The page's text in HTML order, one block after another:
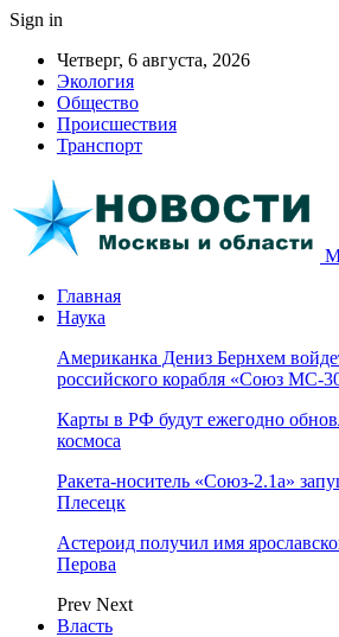
Sign in
Четверг, 6 августа, 2026
Экология
Общество
Происшествия
Транспорт
Главная
Наука
Американка Дениз Бернхем
российского корабля «Союз МС-
Карты в РФ будут ежегодно
космоса
Ракета-носитель «Союз-2.1а»
Плесецк
Астероид получил имя
Перова
Prev Next
Власть